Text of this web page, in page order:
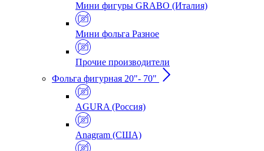
Мини фигуры GRABO (Италия)
Мини фольга Разное
Прочие производители
Фольга фигурная 20"- 70"
AGURA (Россия)
Anagram (США)